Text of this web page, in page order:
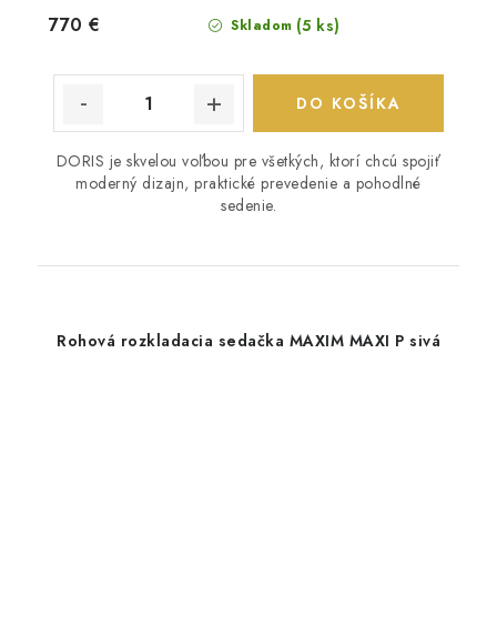
Skladom (5 ks)
770 €
DO KOŠÍKA
DORIS je skvelou voľbou pre všetkých, ktorí chcú spojiť
moderný dizajn, praktické prevedenie a pohodlné
sedenie.
Rohová rozkladacia sedačka MAXIM MAXI P sivá